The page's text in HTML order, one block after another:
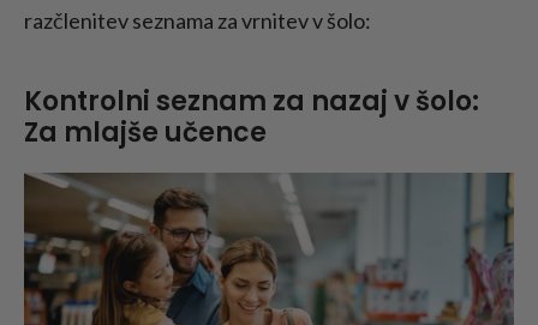
razčlenitev seznama za vrnitev v šolo:
Kontrolni seznam za nazaj v šolo:
Za mlajše učence